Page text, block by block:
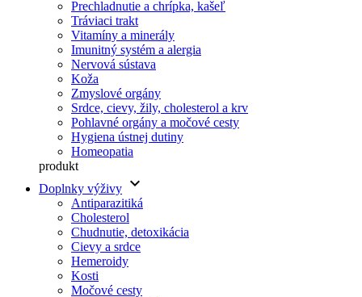
Prechladnutie a chrípka, kašeľ
Tráviaci trakt
Vitamíny a minerály
Imunitný systém a alergia
Nervová sústava
Koža
Zmyslové orgány
Srdce, cievy, žily, cholesterol a krv
Pohlavné orgány a močové cesty
Hygiena ústnej dutiny
Homeopatia
produkt
Doplnky výživy keyboard_arrow_down
Antiparazitiká
Cholesterol
Chudnutie, detoxikácia
Cievy a srdce
Hemeroidy
Kosti
Močové cesty